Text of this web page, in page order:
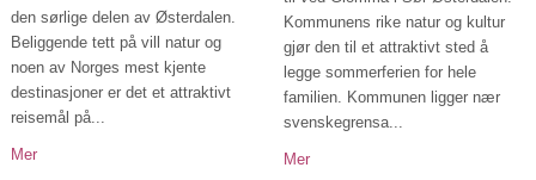
den sørlige delen av Østerdalen.
Beliggende tett på vill natur og
noen av Norges mest kjente
destinasjoner er det et attraktivt
reisemål på...
Mer
Kommunens rike natur og kultur
gjør den til et attraktivt sted å
legge sommerferien for hele
familien. Kommunen ligger nær
svenskegrensa...
Mer